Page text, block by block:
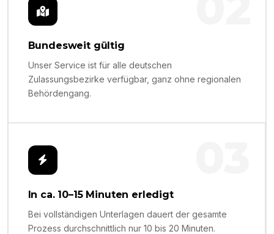
Bundesweit gültig
Unser Service ist für alle deutschen
Zulassungsbezirke verfügbar, ganz ohne regionalen
Behördengang.
In ca. 10–15 Minuten erledigt
Bei vollständigen Unterlagen dauert der gesamte
Prozess durchschnittlich nur 10 bis 20 Minuten.